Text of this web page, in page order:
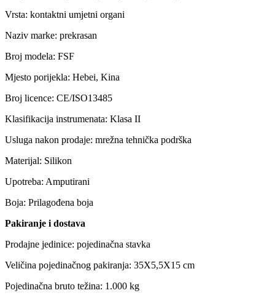
Vrsta: kontaktni umjetni organi
Naziv marke: prekrasan
Broj modela: FSF
Mjesto porijekla: Hebei, Kina
Broj licence: CE/ISO13485
Klasifikacija instrumenata: Klasa II
Usluga nakon prodaje: mrežna tehnička podrška
Materijal: Silikon
Upotreba: Amputirani
Boja: Prilagođena boja
Pakiranje i dostava
Prodajne jedinice: pojedinačna stavka
Veličina pojedinačnog pakiranja: 35X5,5X15 cm
Pojedinačna bruto težina: 1.000 kg